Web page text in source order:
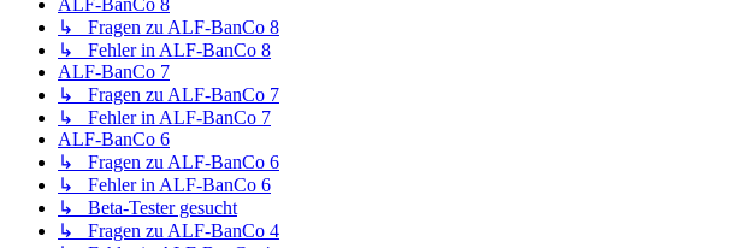
ALF-BanCo 8
↳ Fragen zu ALF-BanCo 8
↳ Fehler in ALF-BanCo 8
ALF-BanCo 7
↳ Fragen zu ALF-BanCo 7
↳ Fehler in ALF-BanCo 7
ALF-BanCo 6
↳ Fragen zu ALF-BanCo 6
↳ Fehler in ALF-BanCo 6
↳ Beta-Tester gesucht
↳ Fragen zu ALF-BanCo 4